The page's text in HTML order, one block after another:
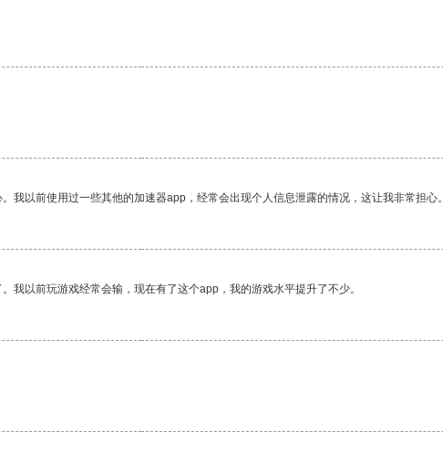
以前使用过一些其他的加速器app，经常会出现个人信息泄露的情况，这让我非常担心。
我以前玩游戏经常会输，现在有了这个app，我的游戏水平提升了不少。